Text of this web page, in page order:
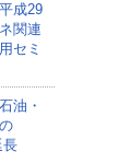
成29
関連
セミ
油・
長